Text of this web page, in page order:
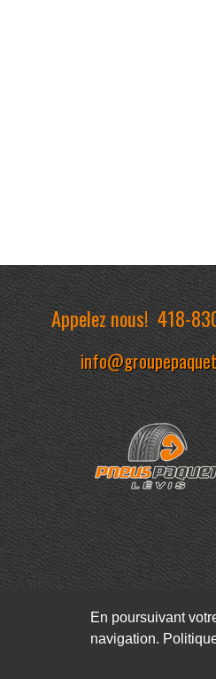
Appelez nous!418-
En poursuivant
navigation.